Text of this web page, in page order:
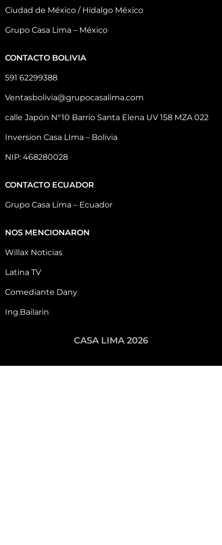
Ciudad de México / Hidalgo México
Grupo Casa Lima – México
CONTACTO BOLIVIA
591 62299388
Ventasbolivia@grupocasalima.com
calle Japón N°10 Barrio Santa Elena UV 158 MZA 022
Inversion Casa LIma – Bolivia
NIP: 468280028
CONTACTO ECUADOR
Grupo Casa Lima – Ecuador
NOS MENCIONARON
Willax Noticias
Latina TV
Comediante Dany
Ing.Bailarin
CASA LIMA 2026